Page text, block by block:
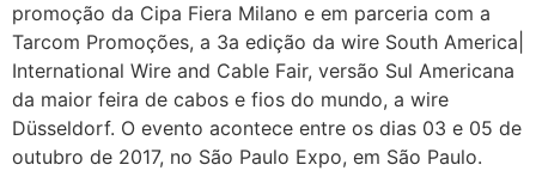
promoção da Cipa Fiera Milano e em parceria com a
Tarcom Promoções, a 3a edição da wire South America|
International Wire and Cable Fair, versão Sul Americana
da maior feira de cabos e fios do mundo, a wire
Düsseldorf. O evento acontece entre os dias 03 e 05 de
outubro de 2017, no São Paulo Expo, em São Paulo.